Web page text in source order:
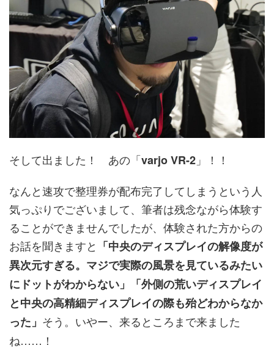
そして出ました！ あの「varjo VR-2 」！！
なんと速攻で整理券が配布完了してしまうという人
気っぷりでございまして、筆者は残念ながら体験す
ることができませんでしたが、体験された方からの
お話を聞きますと 「中央のディスプレイの解像度が
異次元すぎる。マジで実際の風景を見ているみたい
にドットがわからない」「外側の荒いディスプレイ
と中央の高精細ディスプレイの際も殆どわからなか
った」 そう。いやー、来るところまで来ました
ね……！